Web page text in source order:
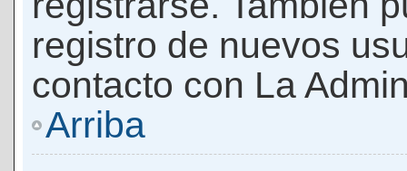
registro de nuevos
contacto con La
Arriba